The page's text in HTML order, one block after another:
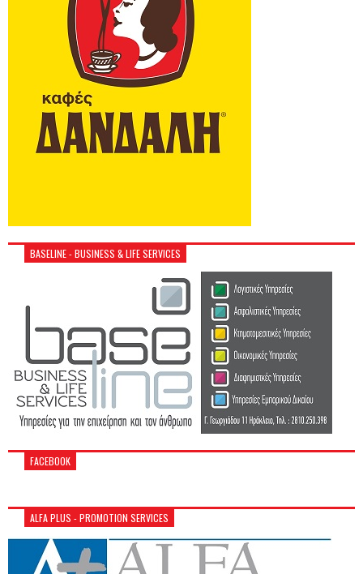
BASELINE - BUSINESS & LIFE SERVICES
FACEBOOK
ALFA PLUS - PROMOTION SERVICES